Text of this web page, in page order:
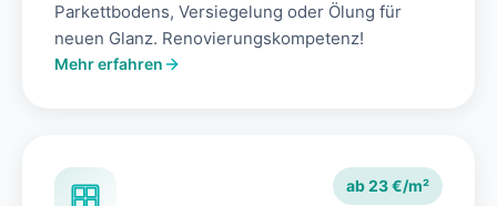
Parkettbodens, Versiegelung oder Ölung für
neuen Glanz. Renovierungskompetenz!
Mehr erfahren
ab 23 €/m²